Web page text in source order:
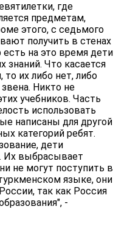
где
предметам,
этого, с седьмого
получить в стенах
на это время дети
знаний. Что касается
то их либо нет, либо
Никто не
учебников. Часть
использовать
написаны для другой
категорий ребят.
дети
Их выбрасывает
не могут поступить в
языке, они
так как Россия
-